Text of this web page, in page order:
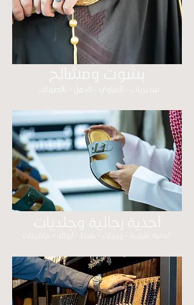
بشوت ومشالح
سديريات - الفراوي - الدقل - الأصواف
أحذية رجالية وجلديات